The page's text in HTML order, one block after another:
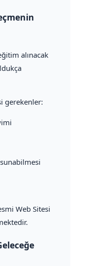
alınacak
gerekenler:
Web Sitesi